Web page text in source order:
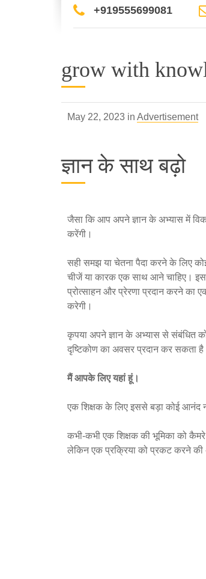
+919555699081
grow with
May 22, 2023 in Advertisement
ज्ञान के साथ बढ़ो
जैसा कि आप अपने ज्ञान के अभ्यास में
करेंगी।
सही समझ या चेतना पैदा करने के लिए
चीजें या कारक एक साथ आने चाहिए।
प्रोत्साहन और प्रेरणा प्रदान करने का
करेगी।
कृपया अपने ज्ञान के अभ्यास से संबंधित
दृष्टिकोण का अवसर प्रदान कर सकता
मैं आपके लिए यहां हूं।
एक शिक्षक के लिए इससे बड़ा कोई आनंद
कभी-कभी एक शिक्षक की भूमिका को
लेकिन एक प्रक्रिया को प्रकट करने की